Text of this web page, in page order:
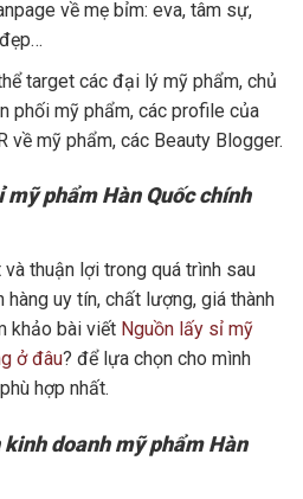
về mẹ bỉm: eva, tâm sự,
target các đại lý mỹ phẩm, chủ
phối mỹ phẩm, các profile của
về mỹ phẩm, các Beauty Blogger.
phẩm Hàn Quốc chính
thuận lợi trong quá trình sau
uy tín, chất lượng, giá thành
khảo bài viết Nguồn lấy sỉ mỹ
ở đâu? để lựa chọn cho mình
hợp nhất.
doanh mỹ phẩm Hàn